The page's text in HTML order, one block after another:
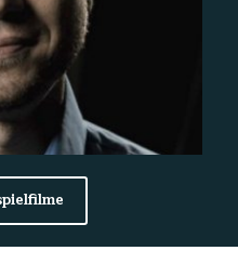
Recruiting-Video